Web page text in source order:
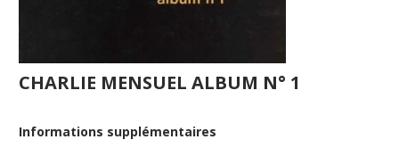
CHARLIE MENSUEL ALBUM N° 1
Informations supplémentaires